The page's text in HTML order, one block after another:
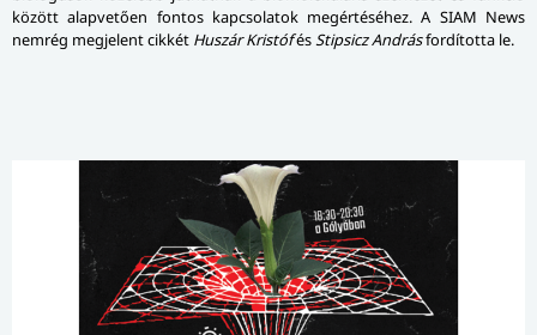
között alapvetően fontos kapcsolatok megértéséhez. A SIAM News
nemrég megjelent cikkét Huszár KristófésStipsicz Andrásfordította le.